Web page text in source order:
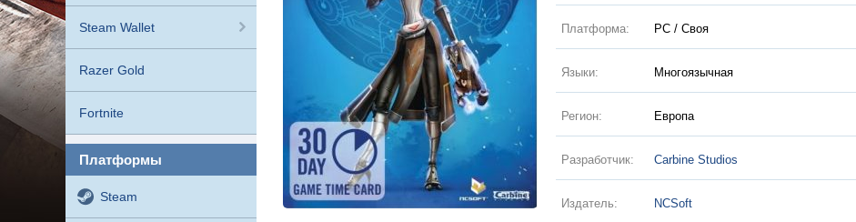
Steam Wallet
Razer Gold
Fortnite
платформы
Steam
Платформа: PC / Своя
Языки: Многоязычная
Регион: Европа
Разработчик: Carbine Studios
Издатель: NCSoft